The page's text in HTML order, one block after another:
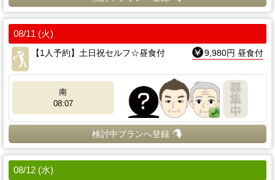
08/11 (火)
【1人予約】土日祝セルフ☆昼食付
9,980円 昼食付
南
08:07
検討中プランへ登録
08/12 (水)